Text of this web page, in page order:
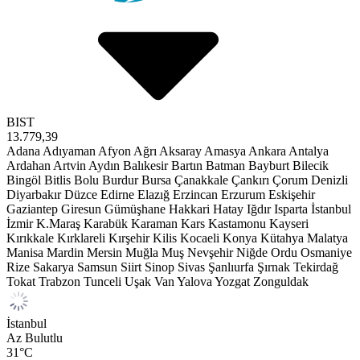
BIST
13.779,39
Adana Adıyaman Afyon Ağrı Aksaray Amasya Ankara Antalya
Ardahan Artvin Aydın Balıkesir Bartın Batman Bayburt Bilecik
Bingöl Bitlis Bolu Burdur Bursa Çanakkale Çankırı Çorum Denizli
Diyarbakır Düzce Edirne Elazığ Erzincan Erzurum Eskişehir
Gaziantep Giresun Gümüşhane Hakkari Hatay Iğdır Isparta İstanbul
İzmir K.Maraş Karabük Karaman Kars Kastamonu Kayseri
Kırıkkale Kırklareli Kırşehir Kilis Kocaeli Konya Kütahya Malatya
Manisa Mardin Mersin Muğla Muş Nevşehir Niğde Ordu Osmaniye
Rize Sakarya Samsun Siirt Sinop Sivas Şanlıurfa Şırnak Tekirdağ
Tokat Trabzon Tunceli Uşak Van Yalova Yozgat Zonguldak
İstanbul
Az Bulutlu
31°C